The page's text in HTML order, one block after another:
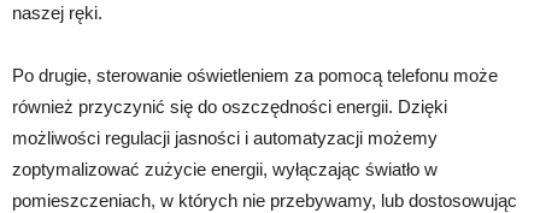
naszej ręki.
Po drugie, sterowanie oświetleniem za pomocą telefonu może
również przyczynić się do oszczędności energii. Dzięki
możliwości regulacji jasności i automatyzacji możemy
zoptymalizować zużycie energii, wyłączając światło w
pomieszczeniach, w których nie przebywamy, lub dostosowując